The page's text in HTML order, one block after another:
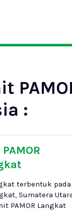
:
terbentuk pada
Sumatera
PAMOR Langkat